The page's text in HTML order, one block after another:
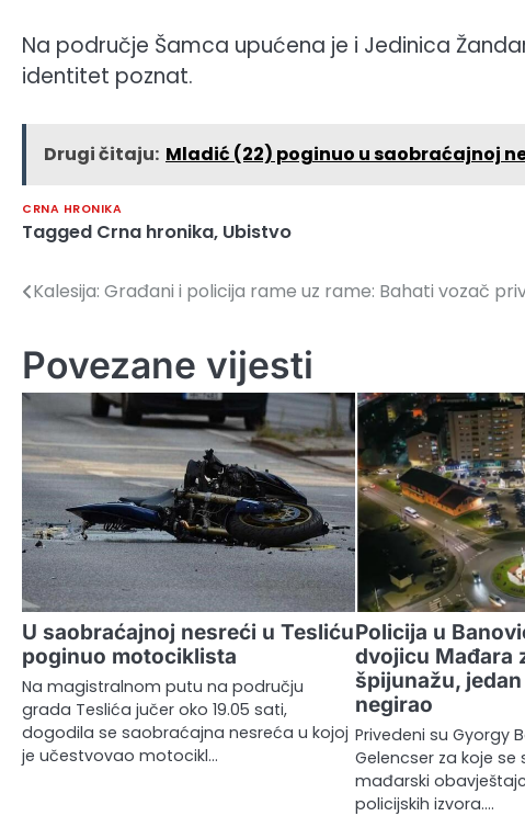
Na područje Šamca upućena je i Jedinica
identitet poznat.
Drugi čitaju: Mladić (22) poginuo u saobraćajnoj
CRNA HRONIKA
Tagged Crna hronika, Ubistvo
Navigacija
Kalesija: Građani i policija rame uz rame: Bahati vozač
Povezane vijesti
U saobraćajnoj nesreći u Tesliću
poginuo motociklista
Na magistralnom putu na području
grada Teslića jučer oko 19.05 sati,
dogodila se saobraćajna nesreća u kojoj
je učestvovao motocikl…
Policija u
dvojicu Mađara
špijunažu,
negirao
Privedeni su Gyorgy
Gelencser za koje
mađarski
policijskih izvora.…